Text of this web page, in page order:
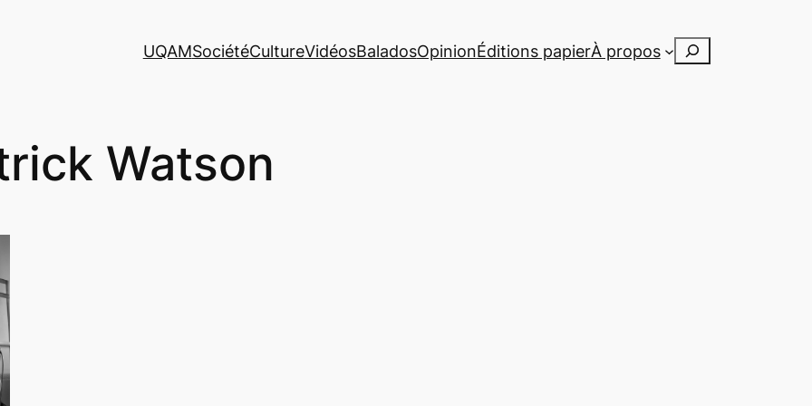
UQAMSociétéCultureVidéosBaladosOpinionÉditions papierÀ propos Rechercher
Watson